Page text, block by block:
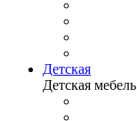
Детская
Детская мебель